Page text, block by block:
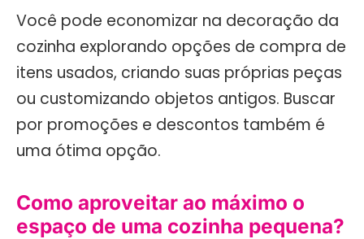
Você pode economizar na decoração da
cozinha explorando opções de compra de
itens usados, criando suas próprias peças
ou customizando objetos antigos. Buscar
por promoções e descontos também é
uma ótima opção.
Como aproveitar ao máximo o
espaço de uma cozinha pequena?